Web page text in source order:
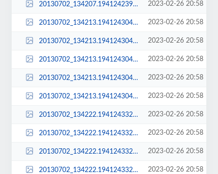
20130702_134207.194124239_std.jpg 2023-02-26 20:58
20130702_134213.194124304.jpg 2023-02-26 20:58
20130702_134213.194124304_large.jpg 2023-02-26 20:58
20130702_134213.194124304_sq_thumb_m.jpg 2023-02-26 20:58
20130702_134213.194124304_sq_thumb_s.jpg 2023-02-26 20:58
20130702_134213.194124304_std.jpg 2023-02-26 20:58
20130702_134222.194124332.jpg 2023-02-26 20:58
20130702_134222.194124332_large.jpg 2023-02-26 20:58
20130702_134222.194124332_sq_thumb_m.jpg 2023-02-26 20:58
20130702_134222.194124332_sq_thumb_s.jpg 2023-02-26 20:58